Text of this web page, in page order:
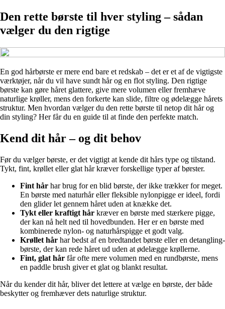
Den rette børste til hver styling – sådan
vælger du den rigtige
En god hårbørste er mere end bare et redskab – det er et af de vigtigste
værktøjer, når du vil have sundt hår og en flot styling. Den rigtige
børste kan gøre håret glattere, give mere volumen eller fremhæve
naturlige krøller, mens den forkerte kan slide, filtre og ødelægge hårets
struktur. Men hvordan vælger du den rette børste til netop dit hår og
din styling? Her får du en guide til at finde den perfekte match.
Kend dit hår – og dit behov
Før du vælger børste, er det vigtigt at kende dit hårs type og tilstand.
Tykt, fint, krøllet eller glat hår kræver forskellige typer af børster.
Fint hår har brug for en blid børste, der ikke trækker for meget.
En børste med naturhår eller fleksible nylonpigge er ideel, fordi
den glider let gennem håret uden at knække det.
Tykt eller kraftigt hår kræver en børste med stærkere pigge,
der kan nå helt ned til hovedbunden. Her er en børste med
kombinerede nylon- og naturhårspigge et godt valg.
Krøllet hår har bedst af en bredtandet børste eller en detangling-
børste, der kan rede håret ud uden at ødelægge krøllerne.
Fint, glat hår får ofte mere volumen med en rundbørste, mens
en paddle brush giver et glat og blankt resultat.
Når du kender dit hår, bliver det lettere at vælge en børste, der både
beskytter og fremhæver dets naturlige struktur.